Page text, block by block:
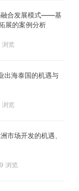
融合发展模式——基
展的案例分析
浏览
出海泰国的机遇与
浏览
市场开发的机遇、
浏览